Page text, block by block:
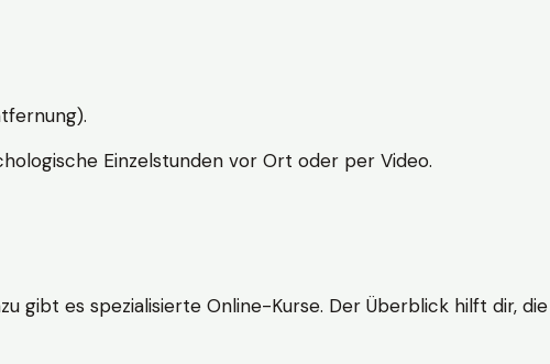
Einzelstunden vor Ort oder per Video.
gibt es spezialisierte Online-Kurse. Der Überblick hilft dir, die